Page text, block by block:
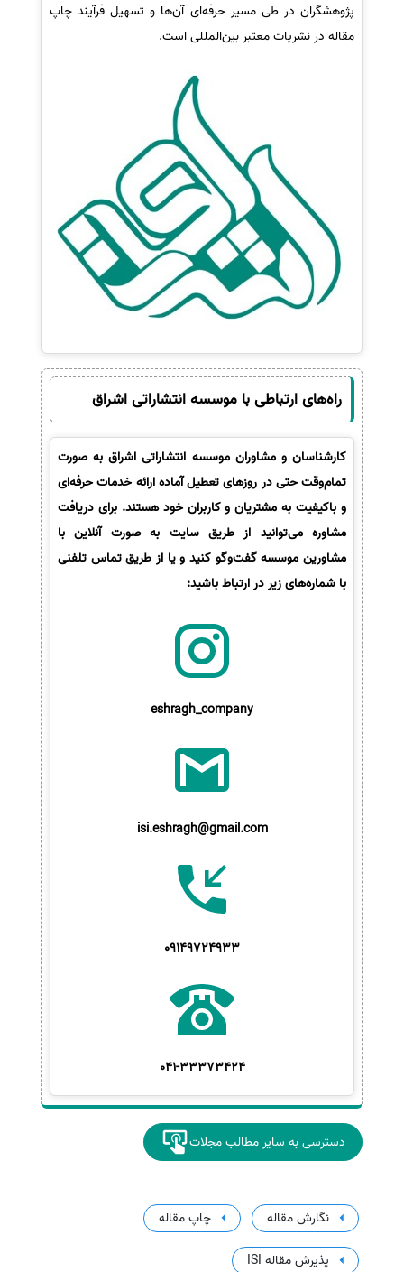
پژوهشگران در طی مسیر حرفه‌ای آن‌ها و تسهیل فرآیند چاپ
مقاله در نشریات معتبر بین‌المللی است.
راه‌های ارتباطی با موسسه انتشاراتی اشراق
کارشناسان و مشاوران موسسه انتشاراتی اشراق به صورت
تمام‌وقت حتی در روزهای تعطیل آماده ارائه خدمات حرفه‌ای
و باکیفیت به مشتریان و کاربران خود هستند. برای دریافت
مشاوره می‌توانید از طریق سایت به صورت آنلاین با
مشاورین موسسه گفت‌وگو کنید و یا از طریق تماس تلفنی
با شماره‌های زیر در ارتباط باشید:
eshragh_company
isi.eshragh@gmail.com
09149724933
041-33373424
دسترسی به سایر مطالب مجلات
نگارش مقاله چاپ مقاله
پذیرش مقاله ISI